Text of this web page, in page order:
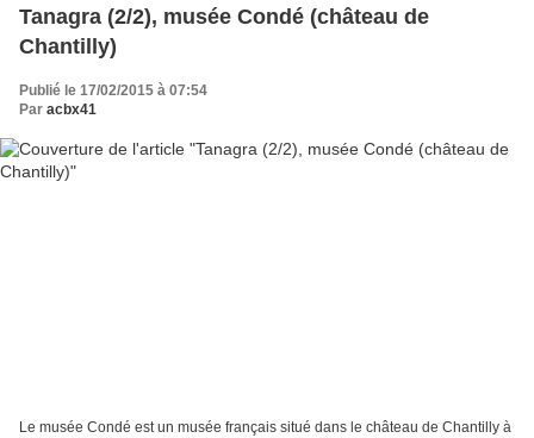
Tanagra (2/2), musée Condé (château de
Chantilly)
Publié le 17/02/2015 à 07:54
Par acbx41
Le musée Condé est un musée français situé dans le château de Chantilly à